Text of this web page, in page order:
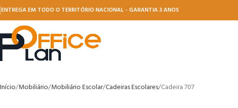
ENTREGA EM TODO O TERRITÓRIO NACIONAL - GARANTIA 3 ANOS
Início Mobiliário Mobiliário Escolar Cadeiras Escolares Cadeira 707